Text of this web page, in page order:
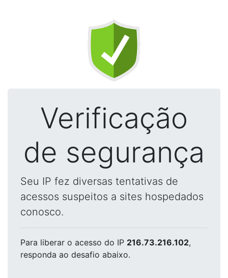
Verificação
de segurança
Seu IP fez diversas tentativas de
acessos suspeitos a sites hospedados
conosco.
Para liberar o acesso do IP 216.73.216.102,
responda ao desafio abaixo.